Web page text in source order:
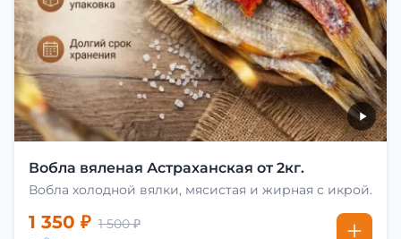
Вобла вяленая Астраханская от 2кг.
Вобла холодной вялки, мясистая и жирная с икрой.
1 350 ₽ 1 500 ₽